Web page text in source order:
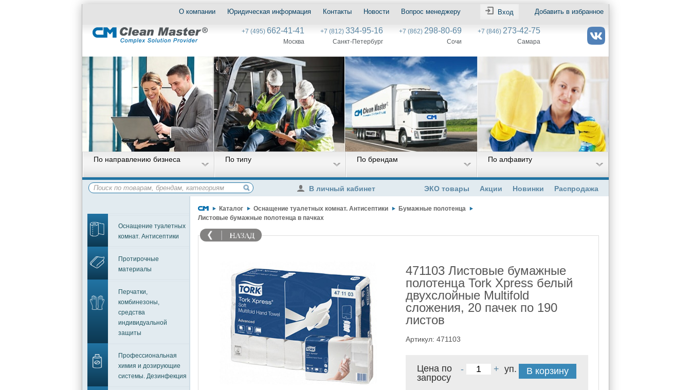
Вход Добавить в избранное
О компании Юридическая информация Контакты Новости Вопрос менеджеру
+7 (495) 662-41-41
Москва
+7 (812) 334-95-16
Санкт-Петербург
+7 (862) 298-80-69
Сочи
+7 (846) 273-42-75
Самара
По направлению бизнеса По типу По брендам По алфавиту
Распродажа
Новинки
Акции
ЭКО товары
В личный кабинет
Оснащение туалетных
комнат. Антисептики
Протирочные
материалы
Перчатки,
комбинезоны,
средства
индивидуальной
защиты
Профессиональная
химия и дозирующие
системы. Дезинфекция
Каталог Оснащение туалетных комнат. Антисептики
Бумажные полотенца
Листовые бумажные полотенца в пачках
471103 Листовые бумажные
полотенца Tork Xpress белый
двухслойные Multifold
сложения, 20 пачек по 190
листов
Артикул: 471103
Цена по
запросу
- + уп. В корзину